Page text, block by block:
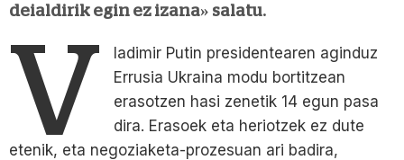
deialdirik egin ez izana» salatu.
V
ladimir Putin presidentearen aginduz
Errusia Ukraina modu bortitzean
erasotzen hasi zenetik 14 egun pasa
dira. Erasoek eta heriotzek ez dute
etenik, eta negoziaketa-prozesuan ari badira,